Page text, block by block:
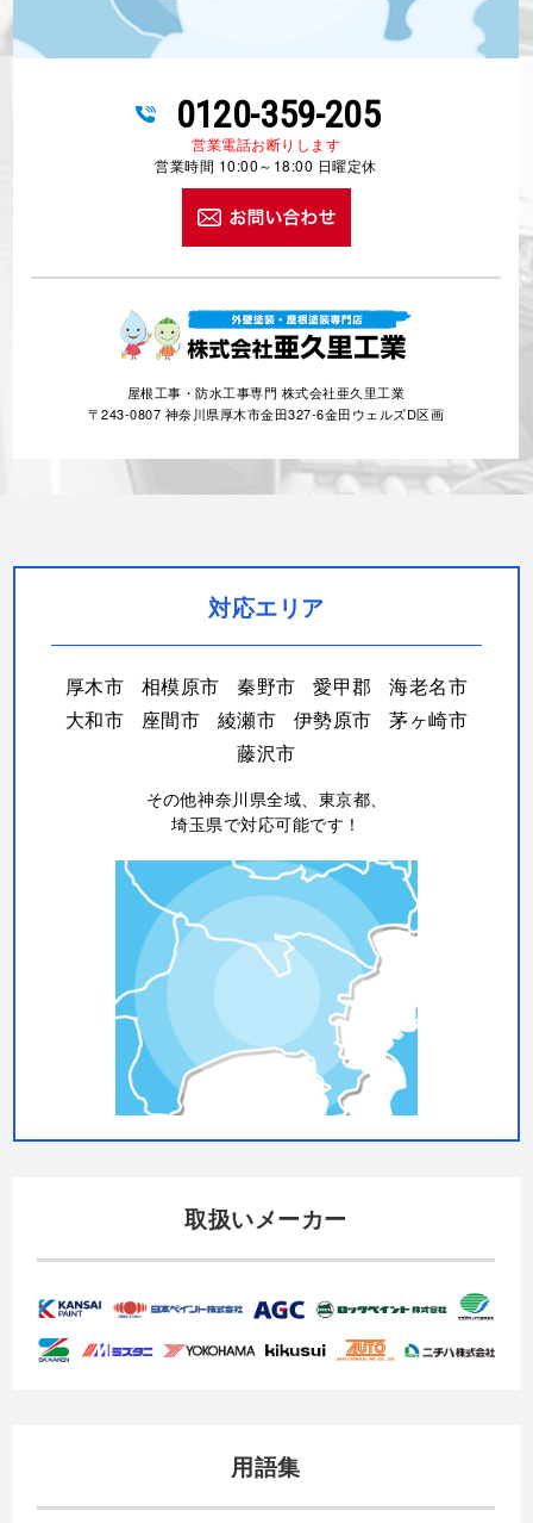
0120-359-205
営業電話お断りします
営業時間 10:00～18:00 日曜定休
屋根工事・防水工事専門 株式会社亜久里工業
〒243-0807 神奈川県厚木市金田327-6金田ウェルズD区画
対応エリア
厚木市 相模原市 秦野市 愛甲郡
海老名市
大和市
座間市 綾瀬市 伊勢原市
茅ヶ崎市
藤沢市
その他神奈川県全域、東京都、
埼玉県で対応可能です！
取扱いメーカー
用語集